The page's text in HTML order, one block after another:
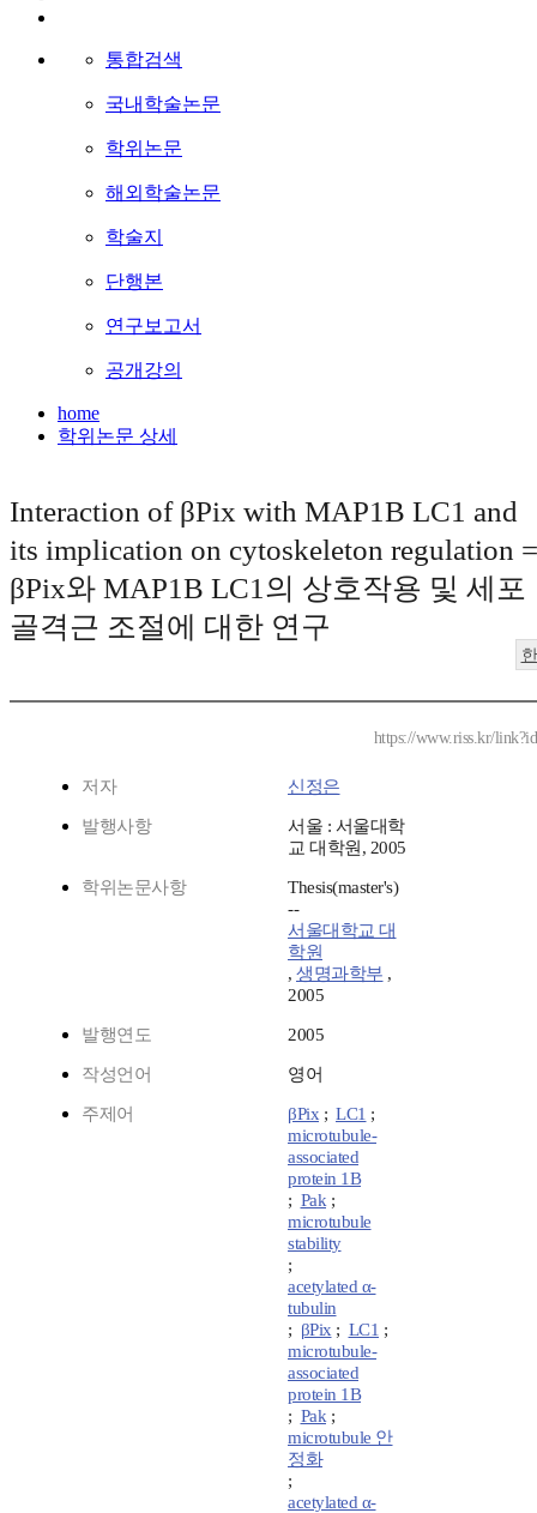
통합검색
국내학술논문
학위논문
해외학술논문
학술지
단행본
연구보고서
공개강의
home
학위논문 상세
Interaction of βPix with MAP1B LC1 and
its implication on cytoskeleton regulation =
βPix와 MAP1B LC1의 상호작용 및 세포
골격근 조절에 대한 연구
https://www.riss.kr/
저자 신정은
발행사항
서울 : 서울대학
교 대학원, 2005
학위논문사항
Thesis(master's)
--
서울대학교 대
학원
, 생명과학부 ,
2005
발행연도 2005
작성언어 영어
주제어 βPix; LC1 ;
microtubule-
associated
protein 1B
; Pak;
microtubule
stability
;
acetylated α-
tubulin
; βPix; LC1 ;
microtubule-
associated
protein 1B
; Pak;
microtubule 안
정화
;
acetylated α-